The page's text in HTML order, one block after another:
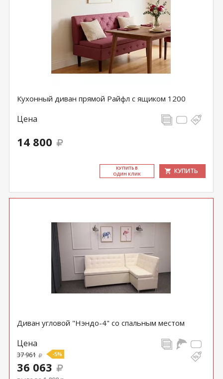
Кухонный диван прямой Райфл с ящиком 1200
Цена
14 800
КУ­ПИТЬ В
ОДИН КЛИК
КУПИТЬ
Диван угловой "Нэндо-4" со спальным местом
Цена
37 961 -5%
36 063